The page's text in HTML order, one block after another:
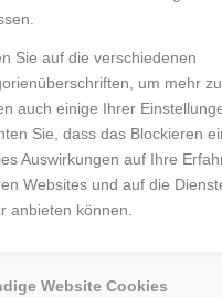
Sie auf die verschiedenen
um mehr
auch einige Ihrer
Sie, dass das Blockieren
Auswirkungen auf Ihre
Websites und auf die
anbieten können.
Website Cookies
Enkheim